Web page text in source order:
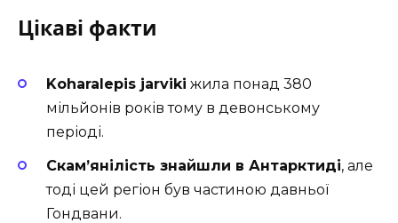
Цікаві факти
Koharalepis jarviki жила понад 380
мільйонів років тому в девонському
періоді.
Скам’янілість знайшли в Антарктиді, але
тоді цей регіон був частиною давньої
Гондвани.